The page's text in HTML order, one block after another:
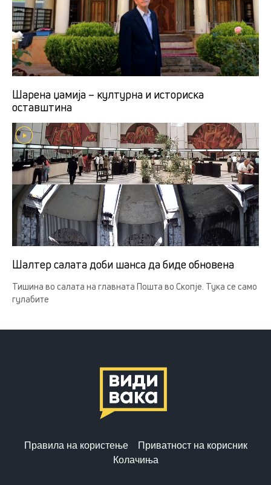
Шарена џамија – културна и историска
оставштина
Шалтер салата доби шанса да биде обновена
Тишина во салата на главната Пошта во Скопје. Тука се само
гулабите
Правила на користење
Приватност на корисник
Колачиња